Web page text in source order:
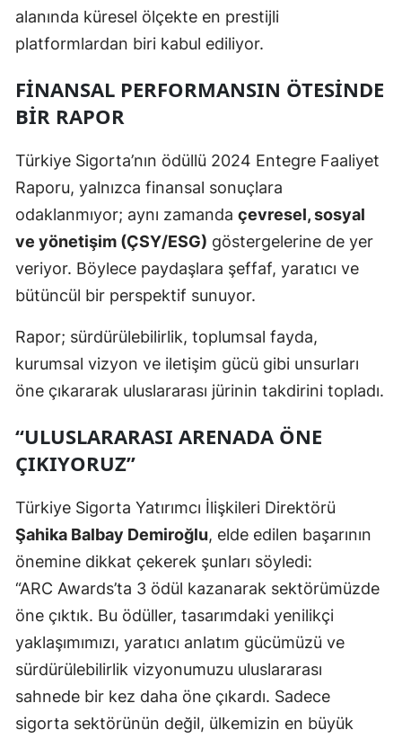
Hakkari
Hatay
Isparta
İstanbul
İzmir
Kars
Kastamonu
Kırklareli
Kırşehir
Malatya
Manisa
Kahramanmaraş
Mardin
Muğla
Muş
alanında küresel ölçekte en prestijli
platformlardan biri kabul ediliyor.
FINANSAL PERFORMANSIN ÖTESINDE
BIR RAPOR
Türkiye Sigorta’nın ödüllü 2024 Entegre Faaliyet
Raporu, yalnızca finansal sonuçlara
odaklanmıyor; aynı zamanda çevresel, sosyal
ve yönetişim (ÇSY/ESG) göstergelerine de yer
veriyor. Böylece paydaşlara şeffaf, yaratıcı ve
bütüncül bir perspektif sunuyor.
Rapor; sürdürülebilirlik, toplumsal fayda,
kurumsal vizyon ve iletişim gücü gibi unsurları
öne çıkararak uluslararası jürinin takdirini topladı.
“ULUSLARARASI ARENADA ÖNE
ÇIKIYORUZ”
Türkiye Sigorta Yatırımcı İlişkileri Direktörü
Şahika Balbay Demiroğlu, elde edilen başarının
önemine dikkat çekerek şunları söyledi:
“ARC Awards’ta 3 ödül kazanarak sektörümüzde
öne çıktık. Bu ödüller, tasarımdaki yenilikçi
yaklaşımımızı, yaratıcı anlatım gücümüzü ve
sürdürülebilirlik vizyonumuzu uluslararası
sahnede bir kez daha öne çıkardı. Sadece
sigorta sektörünün değil, ülkemizin en büyük